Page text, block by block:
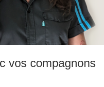
vos compagnons